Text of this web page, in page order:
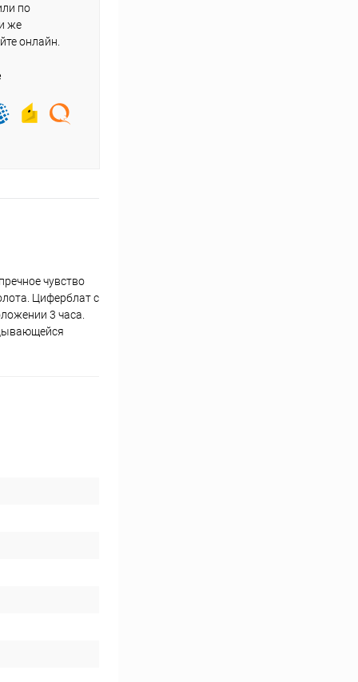
по
же
онлайн.
чувство
Циферблат с
3 часа.